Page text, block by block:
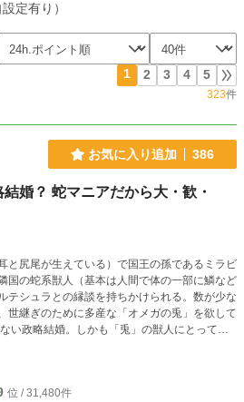
定有り）
1 2 3 4 5
323件
お気に入り追加 386
婚？ 蛇マニアだから大・歓・
と尻尾が生えている）で国王の孫であるミラビ
国の蛇系獣人（基本は人間で体の一部に鱗など
テシュラとの縁談を持ちかけられる。数が少な
世継ぎのために多産な「オメガの兎」を欲して
い政略結婚。しかも「兎」の獣人にとって恐
・歓・迎！ 実はミラビは大の蛇マニア！
めの道具扱いでもなんでもOK！毎日蛇系獣
かも、最初は「蛇だから好き」だったのに、
わかって、とにかくハッピー！ 一方伯爵は生
位 / 31,480件